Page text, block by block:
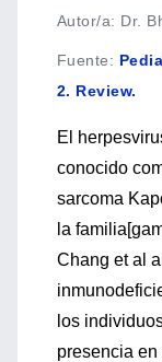
Autor/a: Dr.
Fuente:
2. Review.
El
conocido
sarcoma
la
Chang et al
los
presencia